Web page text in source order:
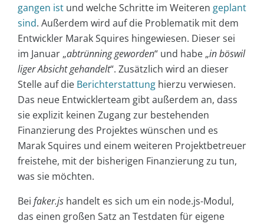
gangen ist und welche Schritte im Weiteren geplant
sind. Außerdem wird auf die Problematik mit dem
Entwickler Marak Squires hingewiesen. Dieser sei
im Januar „abtrünning geworden“ und habe „in böswil
liger Absicht gehandelt“. Zusätzlich wird an dieser
Stelle auf die Berichterstattung hierzu verwiesen.
Das neue Entwicklerteam gibt außerdem an, dass
sie explizit keinen Zugang zur bestehenden
Finanzierung des Projektes wünschen und es
Marak Squires und einem weiteren Projektbetreuer
freistehe, mit der bisherigen Finanzierung zu tun,
was sie möchten.
Bei faker.js handelt es sich um ein node.js-Modul,
das einen großen Satz an Testdaten für eigene